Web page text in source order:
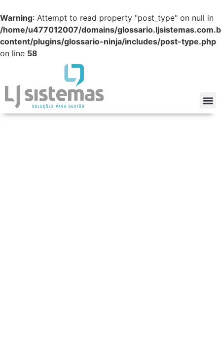
Warning: Attempt to read property "post_type" on null in
/home/u477012007/domains/
content/plugins/glossario-ninja/includes/post-type.php
on line 58